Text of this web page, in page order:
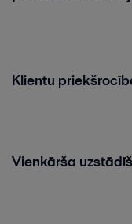
veiktspēju, vienlaikus
Klientu
Vienkārša